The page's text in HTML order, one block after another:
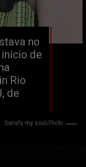
no
de
Rio
de
Satisfy my soul/Flickr